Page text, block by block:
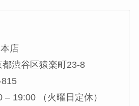
店
渋谷区猿楽町23-8
19:00 （火曜日定休）